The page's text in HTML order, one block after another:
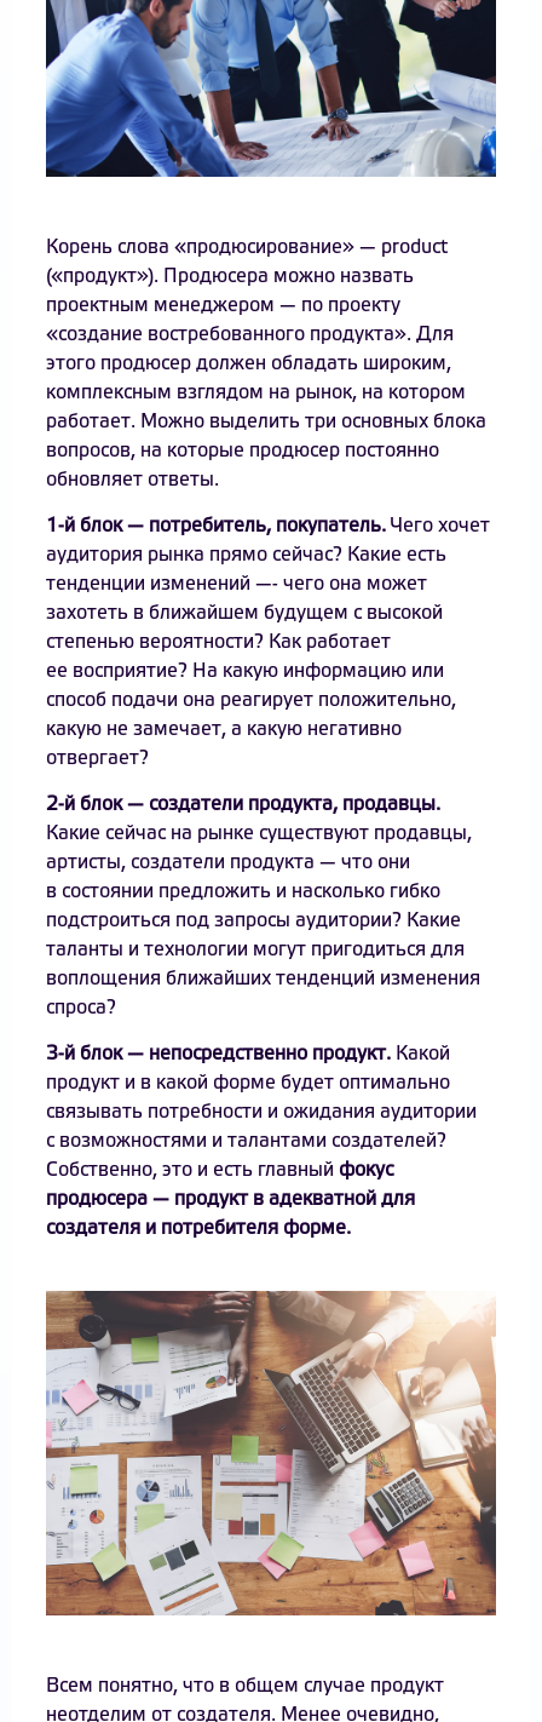
Корень слова «продюсирование» — product
(«продукт»). Продюсера можно назвать
проектным менеджером — по проекту
«создание востребованного продукта». Для
этого продюсер должен обладать широким,
комплексным взглядом на рынок, на котором
работает. Можно выделить три основных блока
вопросов, на которые продюсер постоянно
обновляет ответы.
1-й блок — потребитель, покупатель. Чего хочет
аудитория рынка прямо сейчас? Какие есть
тенденции изменений —- чего она может
захотеть в ближайшем будущем с высокой
степенью вероятности? Как работает
ее восприятие? На какую информацию или
способ подачи она реагирует положительно,
какую не замечает, а какую негативно
отвергает?
2-й блок — создатели продукта, продавцы.
Какие сейчас на рынке существуют продавцы,
артисты, создатели продукта — что они
в состоянии предложить и насколько гибко
подстроиться под запросы аудитории? Какие
таланты и технологии могут пригодиться для
воплощения ближайших тенденций изменения
спроса?
3-й блок — непосредственно продукт. Какой
продукт и в какой форме будет оптимально
связывать потребности и ожидания аудитории
с возможностями и талантами создателей?
Собственно, это и есть главный фокус
продюсера — продукт в адекватной для
создателя и потребителя форме.
Всем понятно, что в общем случае продукт
неотделим от создателя. Менее очевидно,